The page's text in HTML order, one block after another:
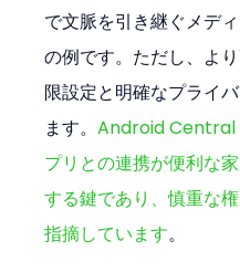
で文脈を引き継ぐメデ
の例です。ただし、よ
限設定と明確なプライ
ます。Android Central
プリとの連携が便利な
する鍵であり、慎重な
指摘しています。